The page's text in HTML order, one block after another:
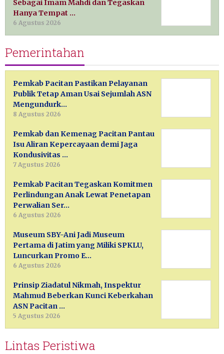
Sebagai Imam Mahdi dan Tegaskan
Hanya Tempat …
6 Agustus 2026
Pemerintahan
Pemkab Pacitan Pastikan Pelayanan
Publik Tetap Aman Usai Sejumlah ASN
Mengundurk…
8 Agustus 2026
Pemkab dan Kemenag Pacitan Pantau
Isu Aliran Kepercayaan demi Jaga
Kondusivitas …
7 Agustus 2026
Pemkab Pacitan Tegaskan Komitmen
Perlindungan Anak Lewat Penetapan
Perwalian Ser…
6 Agustus 2026
Museum SBY-Ani Jadi Museum
Pertama di Jatim yang Miliki SPKLU,
Luncurkan Promo E…
6 Agustus 2026
Prinsip Ziadatul Nikmah, Inspektur
Mahmud Beberkan Kunci Keberkahan
ASN Pacitan …
5 Agustus 2026
Lintas Peristiwa